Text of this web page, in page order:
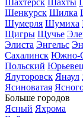
Шахтерск Шахты
Шенкурск Шилка
Шумерля Шумиха
Щигры Щучье
Элиста Энгельс
Сахалинск Южно-
Польский Юрьевец
Ялуторовск Янаул
Ясиноватая
Больше городов
Ясный Яхрома